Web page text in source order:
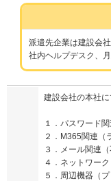
派遣先企業は建設会
社内ヘルプデスク、
建設会社の本社
１．パスワード
２．M365関連（
３．メール関連
４．ネットワー
５．周辺機器（